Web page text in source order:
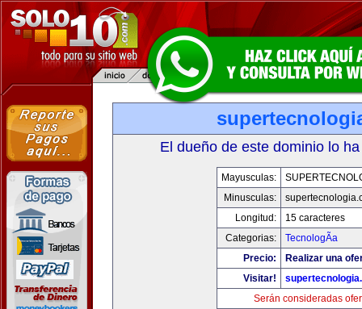
El dueño de este dominio lo
Mayusculas:
Minusculas:
Longitud:
15 caracteres
Categorias:
TecnologÃ­a
Precio:
Realizar una
Visitar!
Serán consideradas